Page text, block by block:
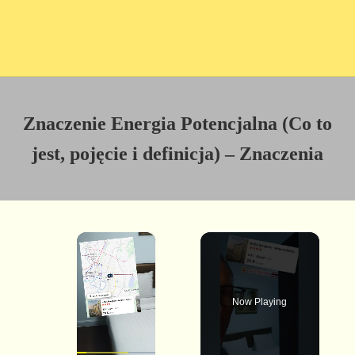
Znaczenie Energia Potencjalna (Co to
jest, pojęcie i definicja) – Znaczenia
×
Now Playing